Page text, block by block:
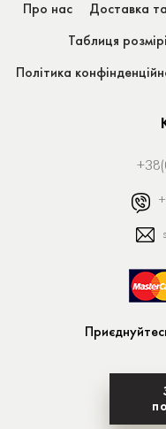
Про нас Доставка
Таблиця
Політика